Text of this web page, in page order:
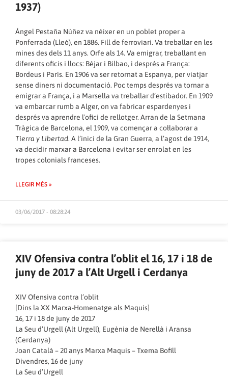
1937)
Ángel Pestaña Núñez va néixer en un poblet proper a
Ponferrada (Lleó), en 1886. Fill de ferroviari. Va treballar en les
mines des dels 11 anys. Orfe als 14. Va emigrar, treballant en
diferents oficis i llocs: Béjar i Bilbao, i després a França:
Bordeus i París. En 1906 va ser retornat a Espanya, per viatjar
sense diners ni documentació. Poc temps després va tornar a
emigrar a França, i a Marsella va treballar d’estibador. En 1909
va embarcar rumb a Alger, on va fabricar espardenyes i
després va aprendre l´ofici de rellotger. Arran de la Setmana
Tràgica de Barcelona, ​​el 1909, va començar a col·laborar a
Tierra y Libertad. A l’inici de la Gran Guerra, a l’agost de 1914,
va decidir marxar a Barcelona i evitar ser enrolat en les
tropes colonials franceses.
LLEGIR MÉS »
03/06/2017 - 08:28:24
XIV Ofensiva contra l’oblit el 16, 17 i 18 de
juny de 2017 a l’Alt Urgell i Cerdanya
XIV Ofensiva contra l’oblit
[Dins la XX Marxa-Homenatge als Maquis]
16, 17 i 18 de juny de 2017
La Seu d’Urgell (Alt Urgell), Eugènia de Nerellà i Aransa
(Cerdanya)
Joan Català – 20 anys Marxa Maquis – Txema Bofill
Divendres, 16 de juny
La Seu d’Urgell